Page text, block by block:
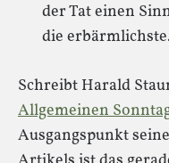
der Tat einen
die
Schreibt Harald
Allgemeinen
Ausgangspunkt